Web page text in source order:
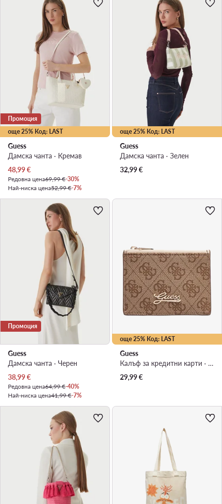
още 25% Код: LAST
Промоция
Guess
Дамска чанта · Кремав
Актуална цена
48,99€
Редовна цена69,99 €-30%
Най-ниска цена52,99 €-7%
още 25% Код: LAST
Guess
Дамска чанта · Зелен
32,99€
Промоция
Guess
Дамска чанта · Черен
Актуална цена
38,99€
Редовна цена64,99 €-40%
Най-ниска цена41,99 €-7%
още 25% Код: LAST
Guess
Калъф за кредитни карти · Кафяв
29,99€